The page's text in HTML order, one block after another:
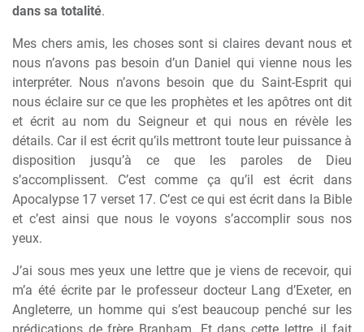
dans sa totalité.
Mes chers amis, les choses sont si claires devant nous et
nous n’avons pas besoin d’un Daniel qui vienne nous les
interpréter. Nous n’avons besoin que du Saint-Esprit qui
nous éclaire sur ce que les prophètes et les apôtres ont dit
et écrit au nom du Seigneur et qui nous en révèle les
détails. Car il est écrit qu’ils mettront toute leur puissance à
disposition jusqu’à ce que les paroles de Dieu
s’accomplissent. C’est comme ça qu’il est écrit dans
Apocalypse 17 verset 17. C’est ce qui est écrit dans la Bible
et c’est ainsi que nous le voyons s’accomplir sous nos
yeux.
J’ai sous mes yeux une lettre que je viens de recevoir, qui
m’a été écrite par le professeur docteur Lang d’Exeter, en
Angleterre, un homme qui s’est beaucoup penché sur les